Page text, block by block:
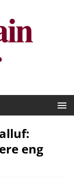
eng